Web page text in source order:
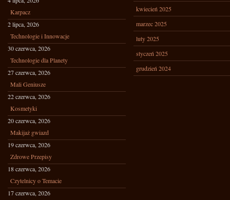
Karpacz
2 lipca, 2026
Technologie i Innowacje
30 czerwca, 2026
Technologie dla Planety
27 czerwca, 2026
Mali Geniusze
22 czerwca, 2026
Kosmetyki
20 czerwca, 2026
Makijaż gwiazd
19 czerwca, 2026
Zdrowe Przepisy
18 czerwca, 2026
Czytelnicy o Temacie
17 czerwca, 2026
kwiecień 2025
marzec 2025
luty 2025
styczeń 2025
grudzień 2024